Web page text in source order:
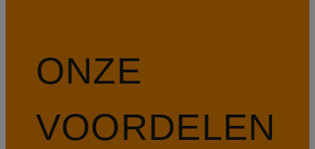
ONZE
VOORDELEN